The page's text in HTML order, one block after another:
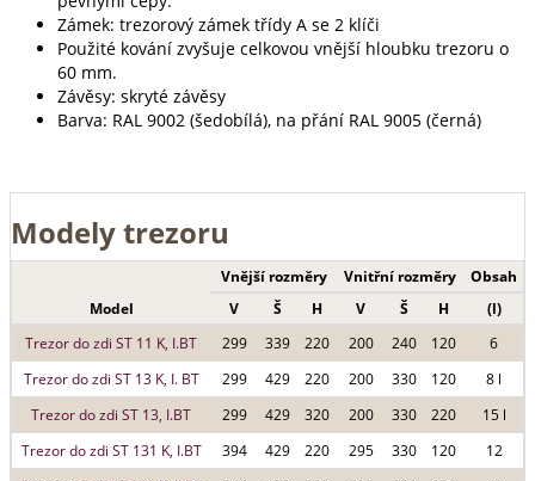
Zámek: trezorový zámek třídy A se 2 klíči
Použité kování zvyšuje celkovou vnější hloubku trezoru o
60 mm.
Závěsy: skryté závěsy
Barva: RAL 9002 (šedobílá), na přání RAL 9005 (černá)
Modely trezoru
Model
Vnější rozměry Vnitřní rozměry Obsah
V
Š H V Š H
(l)
Trezor do zdi ST 11 K, I.BT
299 339 220 200 240 120
6
Trezor do zdi ST 13 K, I. BT
299 429 220 200 330 120
8 l
Trezor do zdi ST 13, I.BT
299 429 320 200 330 220
15 l
Trezor do zdi ST 131 K, I.BT
394 429 220 295 330 120
12